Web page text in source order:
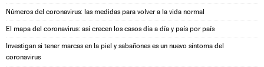
Números del coronavirus: las medidas para volver a la vida normal
El mapa del coronavirus: así crecen los casos día a día y país por país
Investigan si tener marcas en la piel y sabañones es un nuevo síntoma del
coronavirus